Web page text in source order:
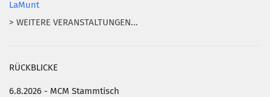
LaMunt
> WEITERE VERANSTALTUNGEN...
RÜCKBLICKE
6.8.2026 - MCM Stammtisch